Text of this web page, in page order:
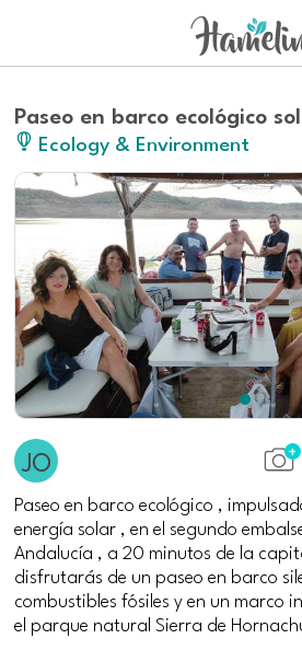
Paseo en barco ecológico
Ecology & Environment
Paseo en barco ecológico ,
energía solar , en el segundo
Andalucía , a 20 minutos de la
disfrutarás de un paseo en barco
combustibles fósiles y en un marco
el parque natural Sierra de